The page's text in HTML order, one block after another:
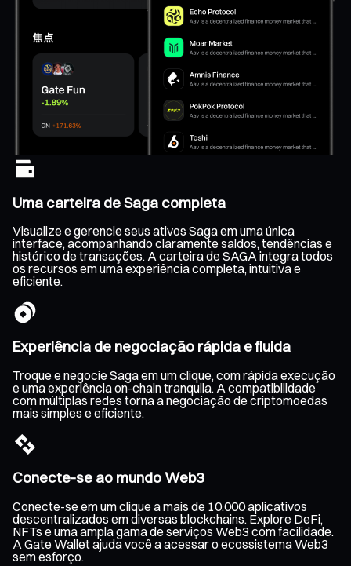
Uma carteira de Saga completa
Visualize e gerencie seus ativos Saga em uma única
interface, acompanhando claramente saldos, tendências e
histórico de transações. A carteira de SAGA integra todos
os recursos em uma experiência completa, intuitiva e
eficiente.
Experiência de negociação rápida e fluida
Troque e negocie Saga em um clique, com rápida execução
e uma experiência on-chain tranquila. A compatibilidade
com múltiplas redes torna a negociação de criptomoedas
mais simples e eficiente.
Conecte-se ao mundo Web3
Conecte-se em um clique a mais de 10.000 aplicativos
descentralizados em diversas blockchains. Explore DeFi,
NFTs e uma ampla gama de serviços Web3 com facilidade.
A Gate Wallet ajuda você a acessar o ecossistema Web3
sem esforço.